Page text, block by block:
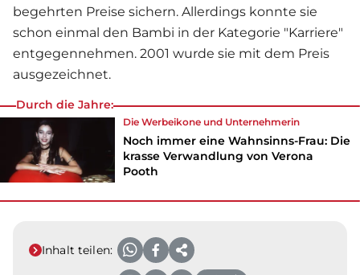
begehrten Preise sichern. Allerdings konnte sie
schon einmal den Bambi in der Kategorie "Karriere"
entgegennehmen. 2001 wurde sie mit dem Preis
ausgezeichnet.
Durch die Jahre:
Die Werbeikone und Unternehmerin
Noch immer eine Wahnsinns-Frau: Die
krasse Verwandlung von Verona
Pooth
Inhalt teilen: